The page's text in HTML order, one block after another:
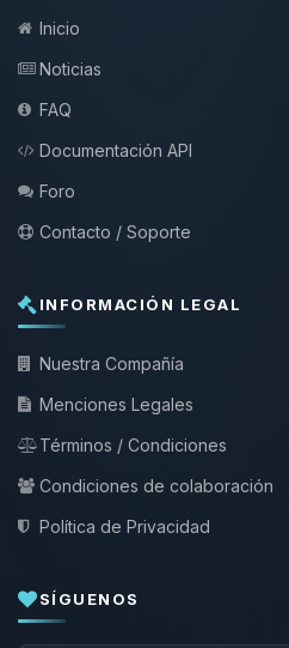
Inicio
Noticias
FAQ
Documentación API
Foro
Contacto / Soporte
INFORMACIÓN LEGAL
Nuestra Compañía
Menciones Legales
Términos / Condiciones
Condiciones de colaboración
Política de Privacidad
SÍGUENOS